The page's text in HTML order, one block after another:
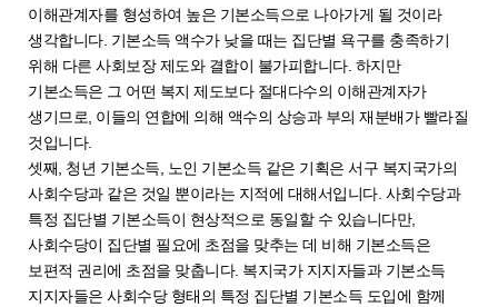
이해관계자를 형성하여 높은 기본소득으로 나아가게 될 것이라
생각합니다. 기본소득 액수가 낮을 때는 집단별 욕구를 충족하기
위해 다른 사회보장 제도와 결합이 불가피합니다. 하지만
기본소득은 그 어떤 복지 제도보다 절대다수의 이해관계자가
생기므로, 이들의 연합에 의해 액수의 상승과 부의 재분배가 빨라질
것입니다.
셋째, 청년 기본소득, 노인 기본소득 같은 기획은 서구 복지국가의
사회수당과 같은 것일 뿐이라는 지적에 대해서입니다. 사회수당과
특정 집단별 기본소득이 현상적으로 동일할 수 있습니다만,
사회수당이 집단별 필요에 초점을 맞추는 데 비해 기본소득은
보편적 권리에 초점을 맞춥니다. 복지국가 지지자들과 기본소득
지지자들은 사회수당 형태의 특정 집단별 기본소득 도입에 함께